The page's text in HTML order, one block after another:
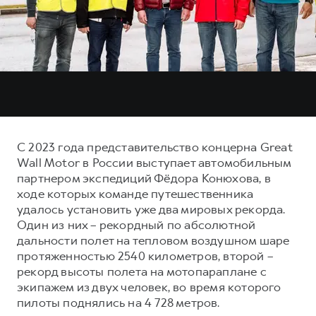
DARGO
от 3 199 000 ₽
DARGO X
от 3 499 000 ₽
от 2 899 000 ₽
F7X
от 3 599 000 ₽
POER
от 3 449 000 ₽
Тест-драйв
Трейд-ин
Кредитный калькулятор
Кредит
КОРПОРАТИВНЫМ КЛИЕНТАМ
Для малого бизнеса
Корпоративным клиентам
Крупным корпоративным клиентам
Система управления автопарком
СЕРВИСНОЕ ОБСЛУЖИВАНИЕ
Нулевое ТО
Программа «Помощь на дороге»
Электронный ПТС
ПОДДЕРЖКА
GWM Безопасность
Гарантия HAVAL
Мобильное приложение GWM
Программа «HAVAL Защита+»
Руководства по эксплуатации
Подписки
О дилере
Наша команда
Контакты
С 2023 года представительство концерна Great
Wall Motor в России выступает автомобильным
партнером экспедиций Фёдора Конюхова, в
ходе которых команде путешественника
удалось установить уже два мировых рекорда.
Один из них – рекордный по абсолютной
дальности полет на тепловом воздушном шаре
протяженностью 2540 километров, второй –
рекорд высоты полета на мотопараплане с
экипажем из двух человек, во время которого
пилоты поднялись на 4 728 метров.